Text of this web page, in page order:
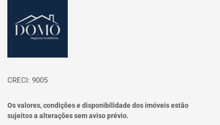
CRECI: 9005
Os valores, condições e disponibilidade dos imóveis estão
sujeitos a alterações sem aviso prévio.